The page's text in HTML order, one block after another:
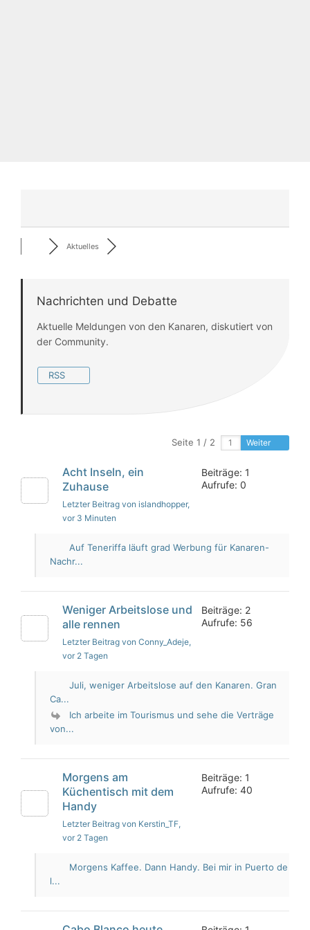
Aktuelles
Nachrichten und Debatte
Aktuelle Meldungen von den Kanaren, diskutiert von
der Community.
RSS
Seite 1 / 2 Weiter
Acht Inseln, ein
Zuhause
Letzter Beitrag von islandhopper,
vor 3 Minuten
Beiträge: 1
Aufrufe: 0
Auf Teneriffa läuft grad Werbung für Kanaren-
Nachr...
Weniger Arbeitslose und
alle rennen
Letzter Beitrag von Conny_Adeje,
vor 2 Tagen
Beiträge: 2
Aufrufe: 56
Juli, weniger Arbeitslose auf den Kanaren. Gran
Ca...
Ich arbeite im Tourismus und sehe die Verträge
von...
Morgens am
Küchentisch mit dem
Handy
Letzter Beitrag von Kerstin_TF,
vor 2 Tagen
Beiträge: 1
Aufrufe: 40
Morgens Kaffee. Dann Handy. Bei mir in Puerto de
l...